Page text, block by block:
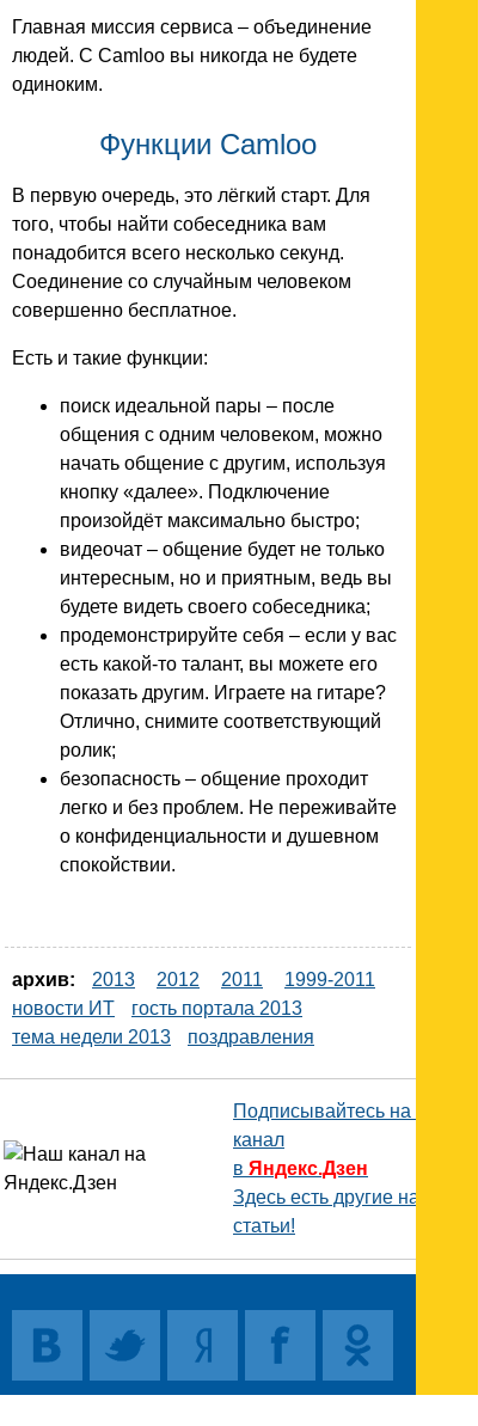
Главная миссия сервиса – объединение
людей. С Camloo вы никогда не будете
одиноким.
Функции Camloo
В первую очередь, это лёгкий старт. Для
того, чтобы найти собеседника вам
понадобится всего несколько секунд.
Соединение со случайным человеком
совершенно бесплатное.
Есть и такие функции:
поиск идеальной пары – после
общения с одним человеком, можно
начать общение с другим, используя
кнопку «далее». Подключение
произойдёт максимально быстро;
видеочат – общение будет не только
интересным, но и приятным, ведь вы
будете видеть своего собеседника;
продемонстрируйте себя – если у вас
есть какой-то талант, вы можете его
показать другим. Играете на гитаре?
Отлично, снимите соответствующий
ролик;
безопасность – общение проходит
легко и без проблем. Не переживайте
о конфиденциальности и душевном
спокойствии.
архив: 2013 2012 2011
1999-2011
новости ИТ
гость портала 2013
тема недели 2013
поздравления
Подписывайтесь на наш
канал
в Яндекс.Дзен
Здесь есть другие наши
статьи!